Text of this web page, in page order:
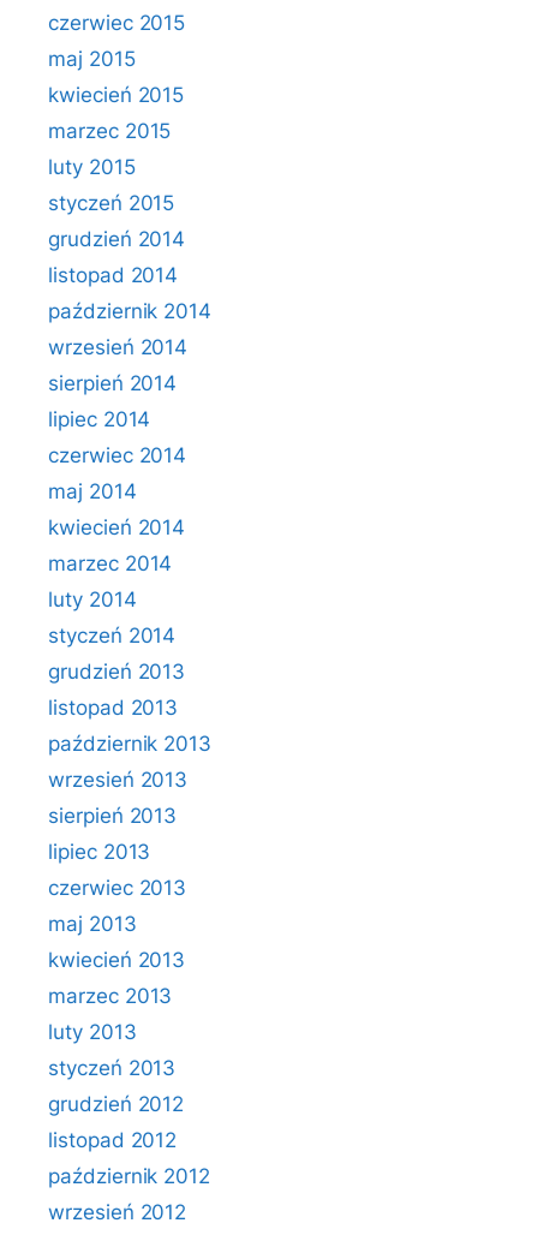
czerwiec 2015
maj 2015
kwiecień 2015
marzec 2015
luty 2015
styczeń 2015
grudzień 2014
listopad 2014
październik 2014
wrzesień 2014
sierpień 2014
lipiec 2014
czerwiec 2014
maj 2014
kwiecień 2014
marzec 2014
luty 2014
styczeń 2014
grudzień 2013
listopad 2013
październik 2013
wrzesień 2013
sierpień 2013
lipiec 2013
czerwiec 2013
maj 2013
kwiecień 2013
marzec 2013
luty 2013
styczeń 2013
grudzień 2012
listopad 2012
październik 2012
wrzesień 2012